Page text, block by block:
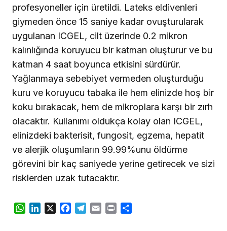
profesyoneller için üretildi. Lateks eldivenleri
giymeden önce 15 saniye kadar ovuşturularak
uygulanan ICGEL, cilt üzerinde 0.2 mikron
kalınlığında koruyucu bir katman oluşturur ve bu
katman 4 saat boyunca etkisini sürdürür.
Yağlanmaya sebebiyet vermeden oluşturduğu
kuru ve koruyucu tabaka ile hem elinizde hoş bir
koku bırakacak, hem de mikroplara karşı bir zırh
olacaktır. Kullanımı oldukça kolay olan ICGEL,
elinizdeki bakterisit, fungosit, egzema, hepatit
ve alerjik oluşumların 99.99%unu öldürme
görevini bir kaç saniyede yerine getirecek ve sizi
risklerden uzak tutacaktır.
WhatsApp
LinkedIn
X Facebook
Telegram
Email Print